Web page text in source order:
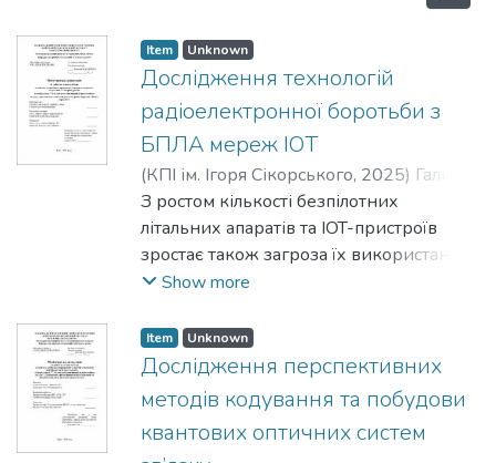
Item Unknown
Дослідження технологій
радіоелектронної боротьби з
БПЛА мереж ІOТ
(КПІ ім. Ігоря Сікорського, 2025) Галич,
Євген Олександрович;Осипчук, Сергій
Олександрович
З ростом кількості безпілотних
літальних апаратів та IOT-пристроїв
зростає також загроза їх використання
для несанкціонованих або ворожих
боротьби з БПЛА в IOT-середовищі,
набувають особливої важливості.
Проблема створення ефективних
систем РЕБ для таких умов потребує
подальших досліджень та розробок, що
Show more
Item Unknown
Дослідження перспективних
методів кодування та побудови
квантових оптичних систем